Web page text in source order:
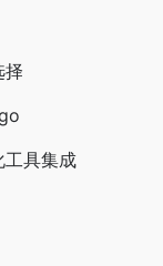
择
工具集成